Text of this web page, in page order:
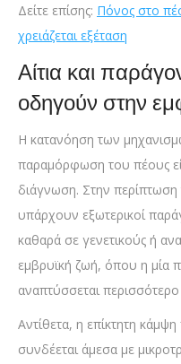
Δείτε επίσης: Πόνος στο
χρειάζεται εξέταση
Αίτια και
οδηγούν στην
Η κατανόηση των
παραμόρφωση του πέους
διάγνωση. Στην
υπάρχουν εξωτερικοί
καθαρά σε γενετικούς ή
εμβρυϊκή ζωή, όπου η μία
αναπτύσσεται
Αντίθετα, η επίκτητη
συνδέεται άμεσα με